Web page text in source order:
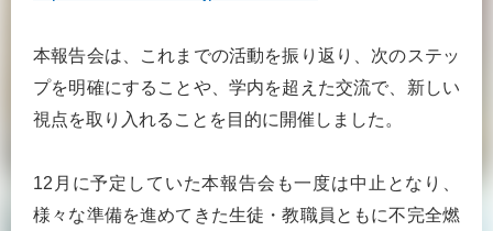
本報告会は、これまでの活動を振り返り、次のステッ
プを明確にすることや、学内を超えた交流で、新しい
視点を取り入れることを目的に開催しました。
12月に予定していた本報告会も一度は中止となり、
様々な準備を進めてきた生徒・教職員ともに不完全燃